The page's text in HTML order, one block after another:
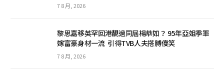
7 8 月, 2026
黎思嘉移英罕回港靚過同屆楊恭如？ 95年亞姐季軍
嫁富豪身材一流 引得TVB人夫搭膊傻笑
7 8 月, 2026